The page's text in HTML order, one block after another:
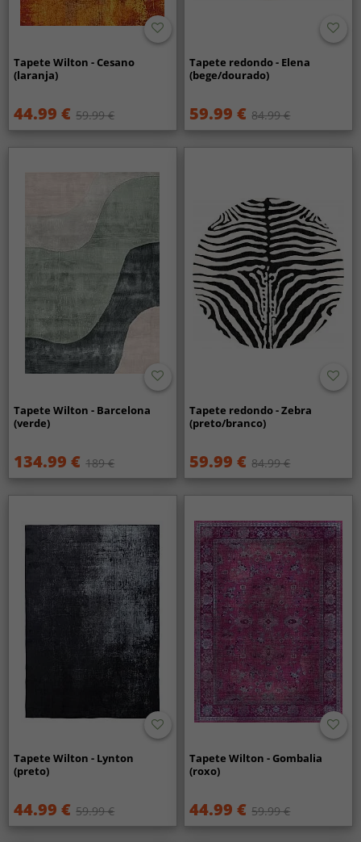
Tapete Wilton - Cesano
(laranja)
44.99 € 59.99 €
Tapete redondo - Elena
(bege/dourado)
59.99 € 84.99 €
Tapete Wilton - Barcelona
(verde)
134.99 € 189 €
Tapete redondo - Zebra
(preto/branco)
59.99 € 84.99 €
Tapete Wilton - Lynton
(preto)
44.99 € 59.99 €
Tapete Wilton - Gombalia
(roxo)
44.99 € 59.99 €